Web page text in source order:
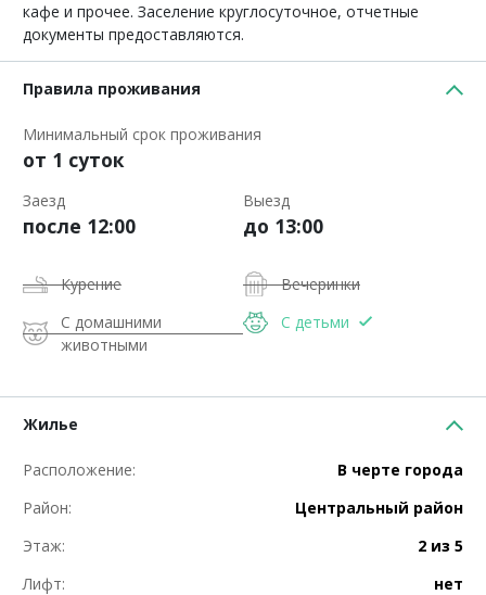
кафе и прочее. Заселение круглосуточное, отчетные
документы предоставляются.
Правила проживания
Минимальный срок проживания
от 1 суток
Заезд
после 12:00
Выезд
до 13:00
Курение
Вечеринки
С домашними
животными
С детьми
Жилье
Расположение:
В черте города
Район:
Центральный район
Этаж:
2 из 5
Лифт:
нет